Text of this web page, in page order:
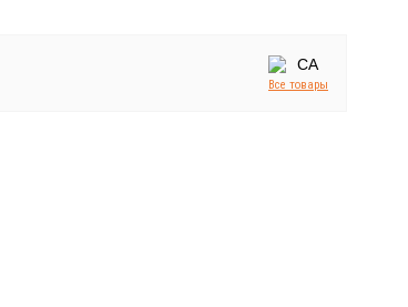
Все товары